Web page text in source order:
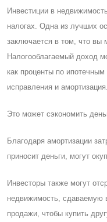
Инвестиции в
налогах. Одна из лучших
заключается в том, что вы
Налогооблагаемый доход
как проценты по
исправления и амортизация.
Это может сэкономить
Благодаря амортизации
приносит деньги, могут
Инвесторы также могут
недвижимость, сдаваемую
продажи, чтобы купить